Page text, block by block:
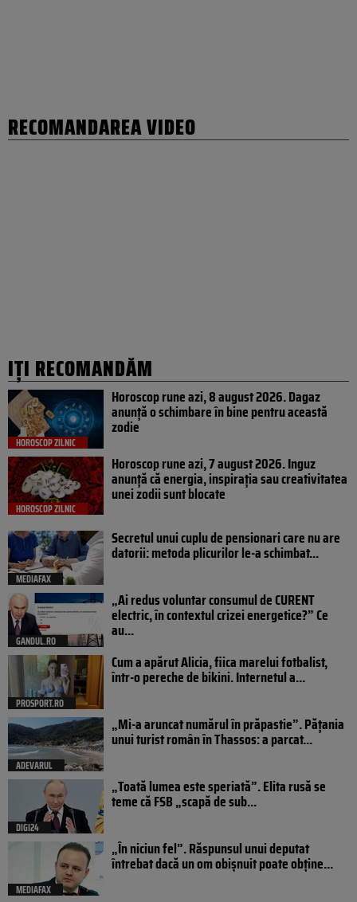
RECOMANDAREA VIDEO
IȚI RECOMANDĂM
HOROSCOP ZILNIC
Horoscop rune azi, 8 august 2026. Dagaz
anunță o schimbare în bine pentru această
zodie
HOROSCOP ZILNIC
Horoscop rune azi, 7 august 2026. Inguz
anunță că energia, inspirația sau creativitatea
unei zodii sunt blocate
MEDIAFAX
Secretul unui cuplu de pensionari care nu are
datorii: metoda plicurilor le-a schimbat...
GANDUL.RO
„Ai redus voluntar consumul de CURENT
electric, în contextul crizei energetice?” Ce
au...
PROSPORT.RO
Cum a apărut Alicia, fiica marelui fotbalist,
într-o pereche de bikini. Internetul a...
ADEVARUL
„Mi-a aruncat numărul în prăpastie”. Pățania
unui turist român în Thassos: a parcat...
DIGI24
„Toată lumea este speriată”. Elita rusă se
teme că FSB „scapă de sub...
MEDIAFAX
„În niciun fel”. Răspunsul unui deputat
întrebat dacă un om obișnuit poate obține...